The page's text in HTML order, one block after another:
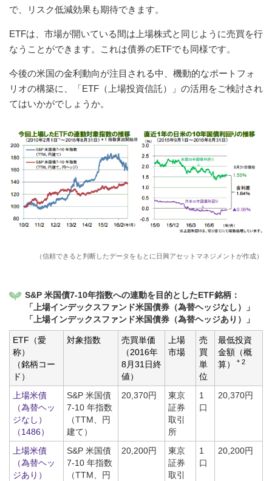
で、リスク低減効果も期待できます。
ETFは、市場が開いている間は上場株式と同じように売買を行
なうことができます。これは債券のETFでも同様です。
今後の米国の金利動向が注目される中、機動的なポートフォ
リオの構築に、「ETF（上場投資信託）」の活用をご検討され
てはいかがでしょうか。
（信頼できると判断したデータをもとに日興アセットマネジメントが作成）
S&P 米国債7-10年指数への連動を目的としたETF銘柄：
「上場インデックスファンド米国債券（為替ヘッジなし）」
「上場インデックスファンド米国債券（為替ヘッジあり）」
ETF（愛
称）
（銘柄コー
ド）
対象指数
売買単価
（2016年
8月31日終
値）
上場
市場
売
買
単
位
最低投資
金額（概
算）
＊2
上場米債
（為替ヘッ
ジなし）
（1486）
S&P 米国債
7-10 年指数
（TTM、円
建て）
20,370円
東京
証券
取引
所
1
口
20,370円
上場米債
（為替ヘッ
ジあり）
S&P 米国債
7-10 年指数
（TTM、円
20,200円
東京
証券
取引
1
口
20,200円